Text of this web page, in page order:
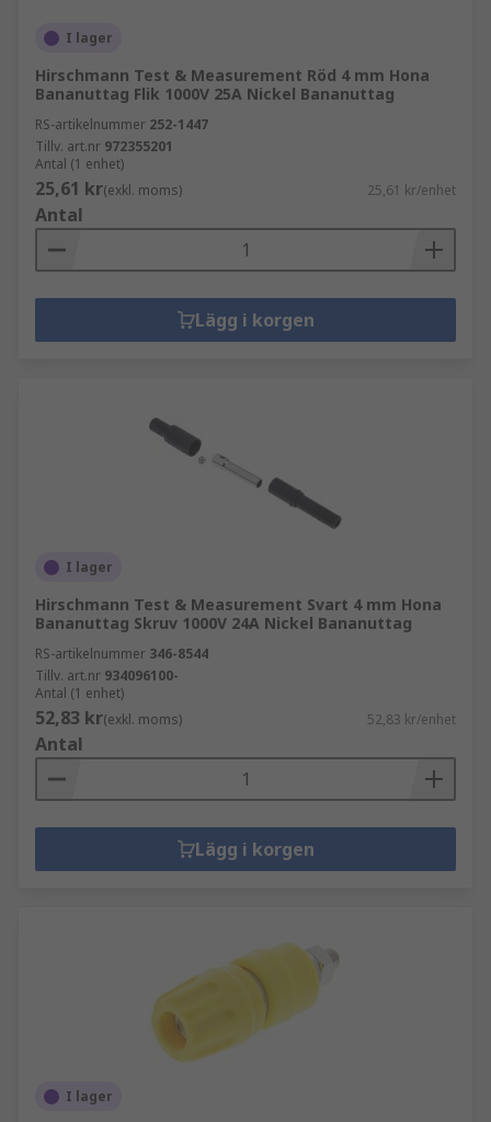
I lager
Hirschmann Test & Measurement Röd 4 mm Hona
Bananuttag Flik 1000V 25A Nickel Bananuttag
RS-artikelnummer 252-1447
Tillv. art.nr 972355201
Antal (1 enhet)
25,61 kr(exkl. moms) 25,61 kr/enhet
Antal
Lägg i korgen
I lager
Hirschmann Test & Measurement Svart 4 mm Hona
Bananuttag Skruv 1000V 24A Nickel Bananuttag
RS-artikelnummer 346-8544
Tillv. art.nr 934096100-
Antal (1 enhet)
52,83 kr(exkl. moms) 52,83 kr/enhet
Antal
Lägg i korgen
I lager